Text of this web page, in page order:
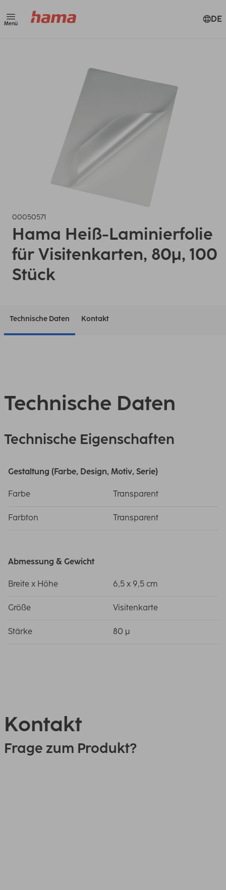
Menü DE
00050571
Hama Heiß-Laminierfolie
für Visitenkarten, 80µ, 100
Stück
Technische Daten Kontakt
Technische Daten
Technische Eigenschaften
Gestaltung (Farbe, Design, Motiv, Serie)
Farbe Transparent
Farbton Transparent
Abmessung & Gewicht
Breite x Höhe 6,5 x 9,5 cm
Größe Visitenkarte
Stärke 80 µ
Kontakt
Frage zum Produkt?